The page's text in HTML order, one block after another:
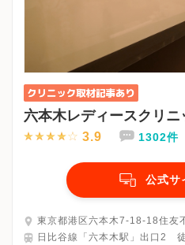
六本木レディースクリニ
3.9 1302件
公式サ
東京都港区六本木7-18-18住友
日比谷線「六本木駅」出口2